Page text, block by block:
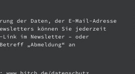
der Daten, der E-Mail-Adresse
können Sie jederzeit
Link im Newsletter – oder
„Abmeldung“ an